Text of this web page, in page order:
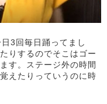
3回毎日踊ってまし
りするのでそこはゴー
す。ステージ外の時間
えたりっていうのに時